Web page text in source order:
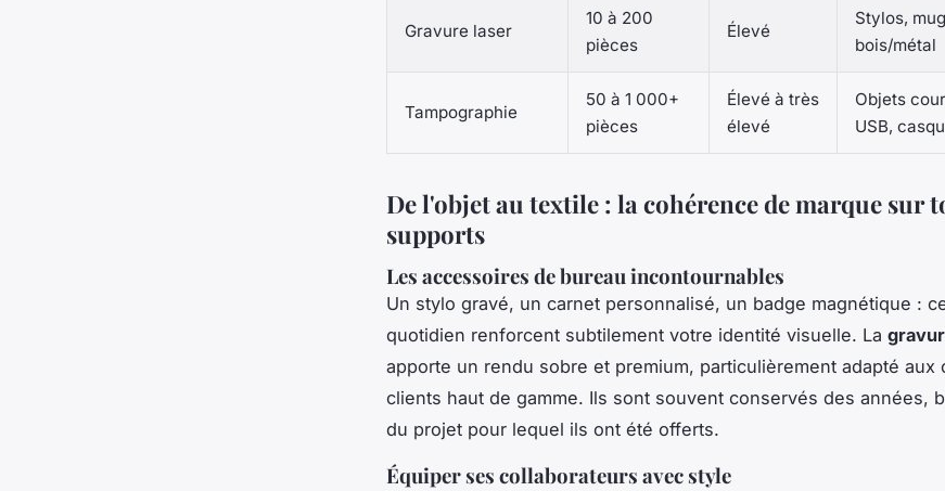
Gravure laser
10 à 200
pièces
Élevé
Stylos,
bois/métal
Tampographie
50 à 1 000+
pièces
Élevé à très
élevé
Objets
USB,
De l'objet au textile : la cohérence de marque sur
supports
Les accessoires de bureau incontournables
Un stylo gravé, un carnet personnalisé, un badge magnétique :
quotidien renforcent subtilement votre identité visuelle. La
apporte un rendu sobre et premium, particulièrement adapté aux
clients haut de gamme. Ils sont souvent conservés des années,
du projet pour lequel ils ont été offerts.
Équiper ses collaborateurs avec style